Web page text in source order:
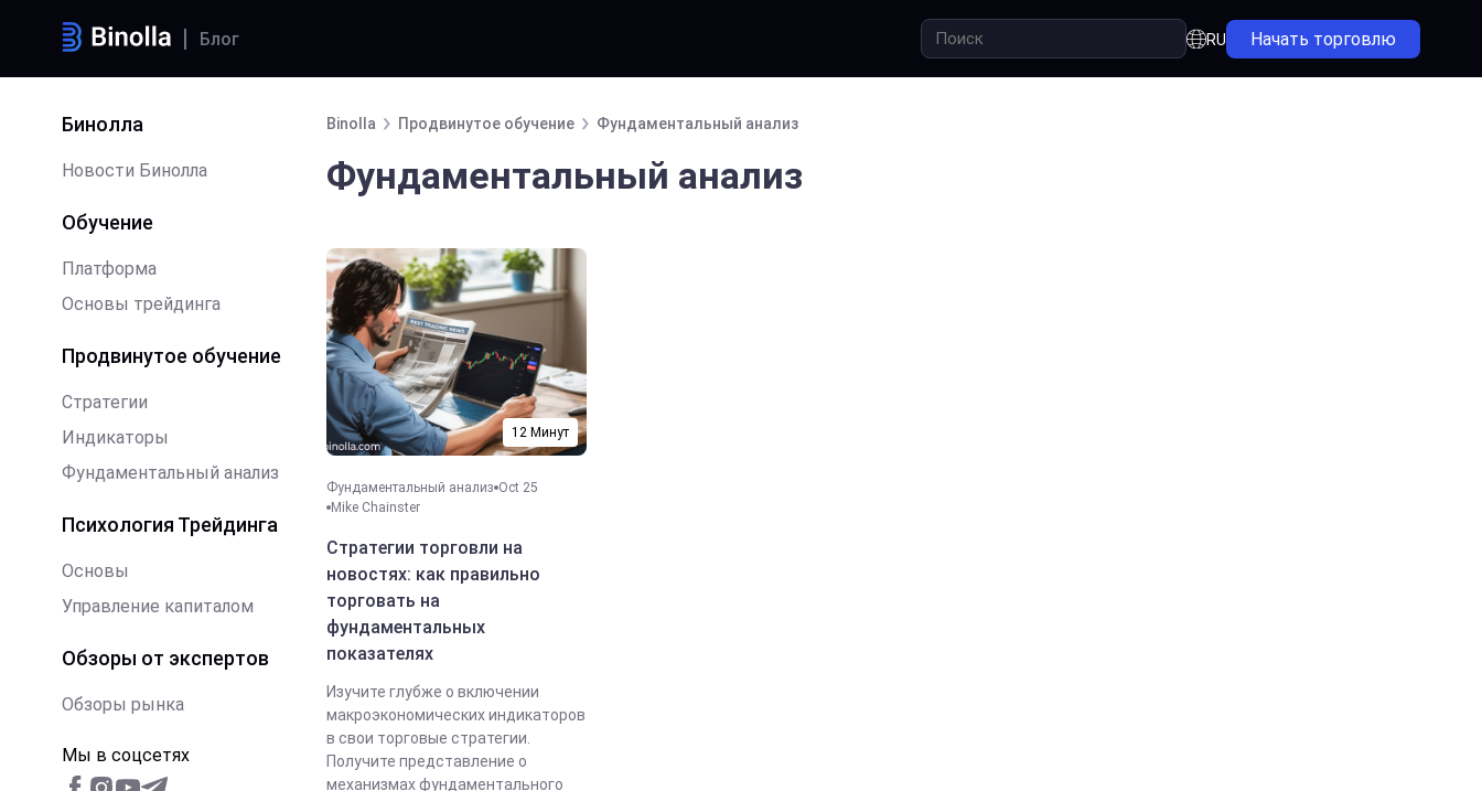
Блог RU Начать торговлю
Бинолла
Новости Бинолла
Обучение
Платформа
Основы трейдинга
Продвинутое обучение
Стратегии
Индикаторы
Фундаментальный анализ
Психология Трейдинга
Основы
Управление капиталом
Обзоры от экспертов
Обзоры рынка
Мы в соцсетях
Binolla Продвинутое обучение Фундаментальный анализ
Фундаментальный анализ
12 Минут
Фундаментальный анализ Oct 25
Mike Chainster
Стратегии торговли на
новостях: как правильно
торговать на
фундаментальных
показателях
Изучите глубже о включении
макроэкономических индикаторов
в свои торговые стратегии.
Получите представление о
механизмах фундаментального